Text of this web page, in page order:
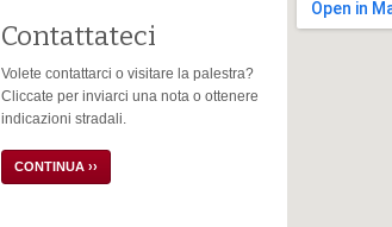
Contattateci
Volete contattarci o visitare la palestra?
Cliccate per inviarci una nota o ottenere
indicazioni stradali.
CONTINUA ››